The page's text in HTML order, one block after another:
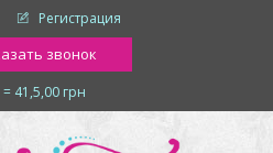
Регистрация
звонок
41,5,00 грн